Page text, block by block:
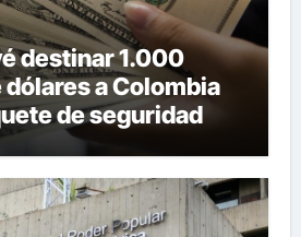
destinar 1.000
a Colombia
de seguridad